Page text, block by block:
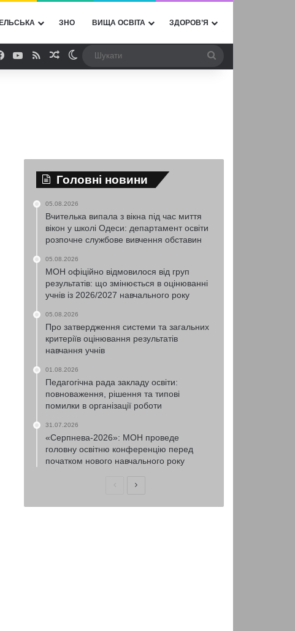
ЗНО ВИЩА ОСВІТА ЗДОРОВ’Я
Facebook
YouTube
RSSВипадкова стаття
Switch skin
Головні новини
05.08.2026
Вчителька випала з вікна під час миття
вікон у школі Одеси: департамент освіти
розпочне службове вивчення обставин
05.08.2026
МОН офіційно відмовилося від груп
результатів: що змінюється в оцінюванні
учнів із 2026/2027 навчального року
05.08.2026
Про затвердження системи та загальних
критеріїв оцінювання результатів
навчання учнів
01.08.2026
Педагогічна рада закладу освіти:
повноваження, рішення та типові
помилки в організації роботи
31.07.2026
«Серпнева-2026»: МОН проведе
головну освітню конференцію перед
початком нового навчального року
ПопередняНаступна